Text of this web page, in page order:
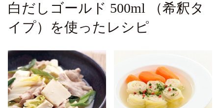
白だしゴールド 500ml （希釈タ
イプ）を使ったレシピ